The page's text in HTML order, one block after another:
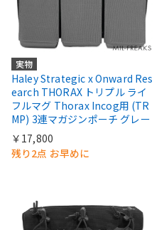
実物
Haley Strategic x Onward Res
earch THORAX トリプル ライ
フルマグ Thorax Incog用 (TR
MP) 3連マガジンポーチ グレー
￥17,800
残り2点 お早めに